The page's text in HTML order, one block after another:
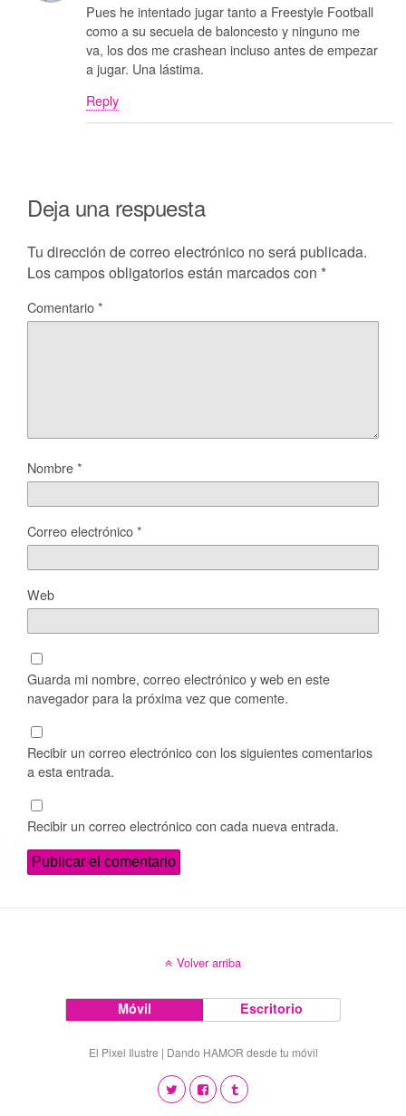
Pues he intentado jugar tanto a Freestyle Football
como a su secuela de baloncesto y ninguno me
va, los dos me crashean incluso antes de empezar
a jugar. Una lástima.
Reply
Deja una respuesta
Tu dirección de correo electrónico no será publicada.
Los campos obligatorios están marcados con *
Comentario*
Nombre*
Correo electrónico*
Web
Guarda mi nombre, correo electrónico y web en este
navegador para la próxima vez que comente.
Recibir un correo electrónico con los siguientes comentarios
a esta entrada.
Recibir un correo electrónico con cada nueva entrada.
Volver arriba
Móvil Escritorio
El Pixel Ilustre | Dando HAMOR desde tu móvil